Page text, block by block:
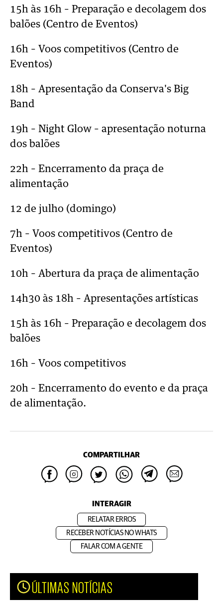
15h às 16h – Preparação e decolagem dos
balões (Centro de Eventos)
16h – Voos competitivos (Centro de
Eventos)
18h – Apresentação da Conserva's Big
Band
19h – Night Glow – apresentação noturna
dos balões
22h – Encerramento da praça de
alimentação
12 de julho (domingo)
7h – Voos competitivos (Centro de
Eventos)
10h – Abertura da praça de alimentação
14h30 às 18h – Apresentações artísticas
15h às 16h – Preparação e decolagem dos
balões
16h – Voos competitivos
20h – Encerramento do evento e da praça
de alimentação.
COMPARTILHAR
INTERAGIR
RELATAR ERROS
RECEBER NOTÍCIAS NO WHATS
FALAR COM A GENTE
ÚLTIMAS NOTÍCIAS